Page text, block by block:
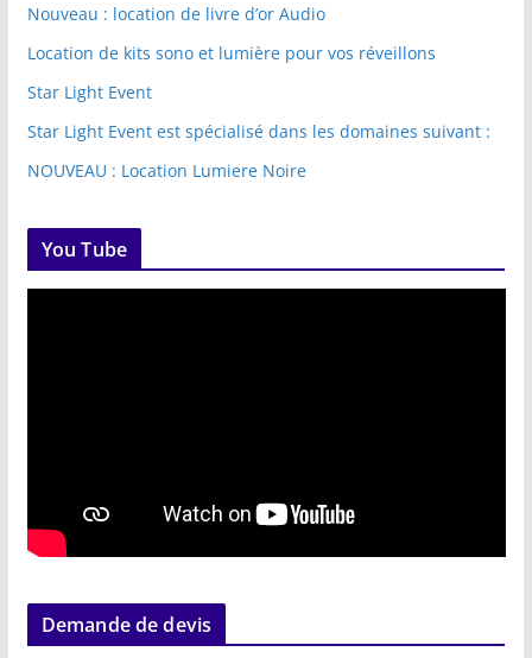
Nouveau : location de livre d’or Audio
Location de kits sono et lumière pour vos réveillons
Star Light Event
Star Light Event est spécialisé dans les domaines suivant :
NOUVEAU : Location Lumiere Noire
You Tube
Demande de devis